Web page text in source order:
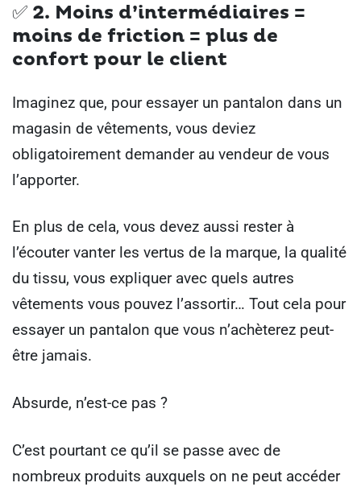
✅ 2. Moins d’intermédiaires =
moins de friction = plus de
confort pour le client
Imaginez que, pour essayer un pantalon dans un
magasin de vêtements, vous deviez
obligatoirement demander au vendeur de vous
l’apporter.
En plus de cela, vous devez aussi rester à
l’écouter vanter les vertus de la marque, la qualité
du tissu, vous expliquer avec quels autres
vêtements vous pouvez l’assortir… Tout cela pour
essayer un pantalon que vous n’achèterez peut-
être jamais.
Absurde, n’est-ce pas ?
C’est pourtant ce qu’il se passe avec de
nombreux produits auxquels on ne peut accéder